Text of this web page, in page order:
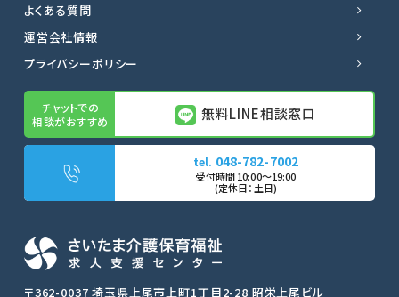
無料LINE相談窓口
転職サポートに申し込む
〒362-0037 埼玉県上尾市上町1丁目2-28 昭栄上尾ビル
よくある質問
運営会社情報
プライバシーポリシー
無料LINE相談窓口
048-782-7002